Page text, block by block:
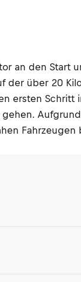
an den Start
der über 20
ersten Schritt